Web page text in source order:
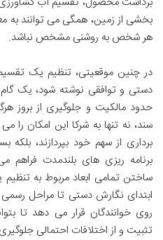
بخشی از زمین، همگی می توانند به
هر شخص به روشنی مشخص نباشد.
در چنین موقعیتی، تنظیم یک
دستی و توافقی نوشته شود، یک
حدود مالکیت و جلوگیری از بروز
سند، نه تنها به شرکا این امکان را
برداری از سهم خود بپردازند، بلکه
برنامه ریزی های بلندمدت فراهم
ساختن تمامی ابعاد مربوط به
ابتدای نگارش دستی تا مراحل
روی خوانندگان قرار می دهد تا
تثبیت و از اختلافات احتمالی